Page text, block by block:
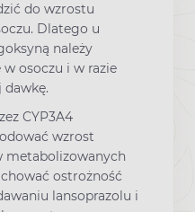
do wzrostu
Dlatego u
należy
osoczu i w razie
CYP3A4
wzrost
metabolizowanych
ostrożność
lansoprazolu i